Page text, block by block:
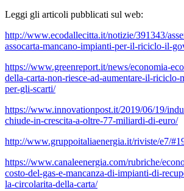
Leggi gli articoli pubblicati sul web:
http://www.ecodallecitta.it/notizie/391343/
assocarta-mancano-impianti-per-il-riciclo-il-
https://www.greenreport.it/news/economia-
della-carta-non-riesce-ad-aumentare-il-
per-gli-scarti/
https://www.innovationpost.it/2019/06/19/
chiude-in-crescita-a-oltre-77-miliardi-di-euro/
http://www.gruppoitaliaenergia.it/riviste/e7/
https://www.canaleenergia.com/rubriche/
costo-del-gas-e-mancanza-di-impianti-di-
la-circolarita-della-carta/